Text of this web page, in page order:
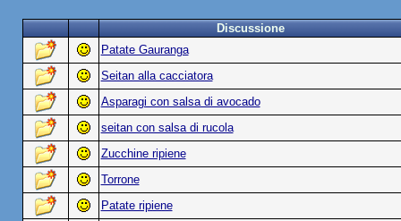
Discussione
Patate Gauranga
Seitan alla cacciatora
Asparagi con salsa di avocado
seitan con salsa di rucola
Zucchine ripiene
Torrone
Patate ripiene